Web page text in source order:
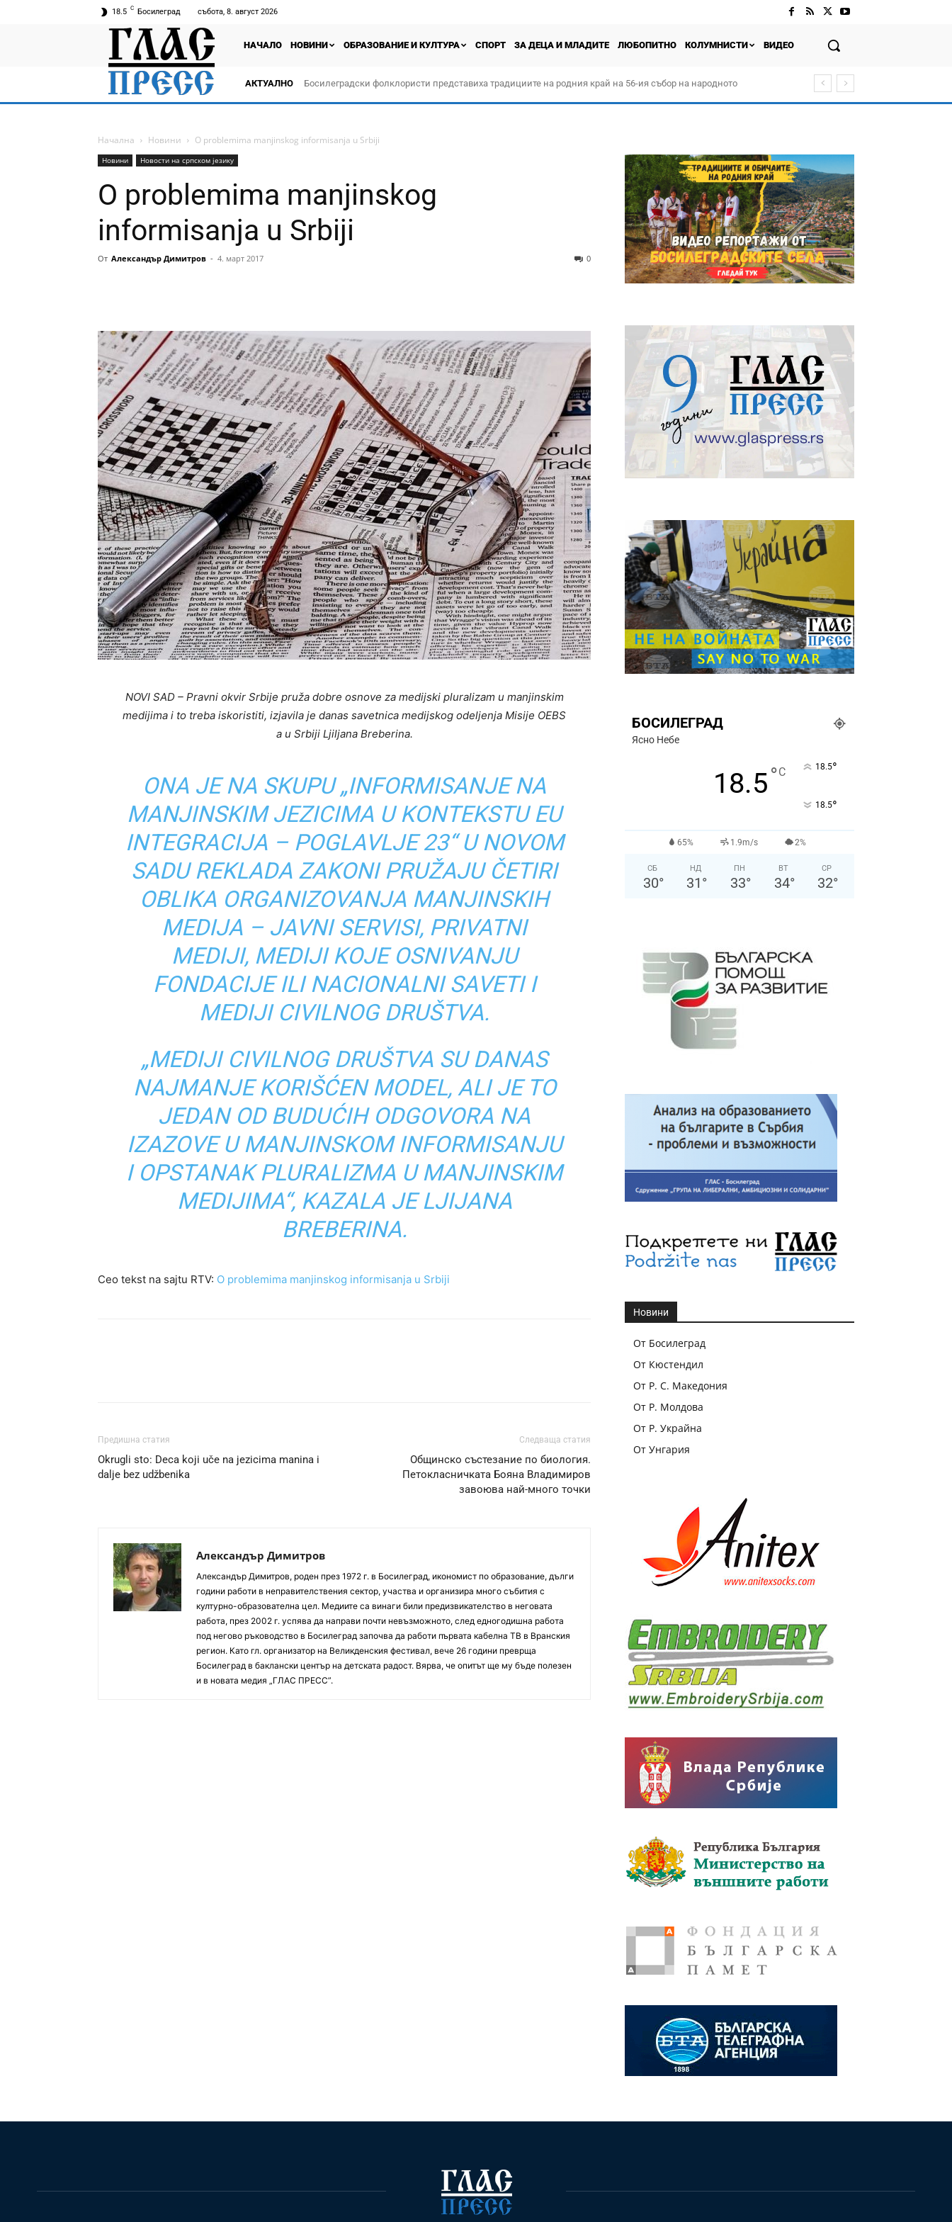
18.5 C Босилеград събота, 8. август 2026
НАЧАЛО НОВИНИ ОБРАЗОВАНИЕ И КУЛТУРА СПОРТ ЗА ДЕЦА И МЛАДИТЕ ЛЮБОПИТНО КОЛУМНИСТИ ВИДЕО
АКТУАЛНО
Босилеградски фолклористи представиха традициите на родния край на 56-ия събор на народното
творчество „Прођох Левач, прођох Шумадију“
Начална Новини O problemima manjinskog informisanja u Srbiji
Новини Новости на српском језику
O problemima manjinskog
informisanja u Srbiji
От Александър Димитров - 4. март 2017 0
NOVI SAD – Pravni okvir Srbije pruža dobre osnove za medijski pluralizam u manjinskim
medijima i to treba iskoristiti, izjavila je danas savetnica medijskog odeljenja Misije OEBS
a u Srbiji Ljiljana Breberina.
ONA JE NA SKUPU „INFORMISANJE NA
MANJINSKIM JEZICIMA U KONTEKSTU EU
INTEGRACIJA – POGLAVLJE 23“ U NOVOM
SADU REKLADA ZAKONI PRUŽAJU ČETIRI
OBLIKA ORGANIZOVANJA MANJINSKIH
MEDIJA – JAVNI SERVISI, PRIVATNI
MEDIJI, MEDIJI KOJE OSNIVANJU
FONDACIJE ILI NACIONALNI SAVETI I
MEDIJI CIVILNOG DRUŠTVA.
„MEDIJI CIVILNOG DRUŠTVA SU DANAS
NAJMANJE KORIŠĆEN MODEL, ALI JE TO
JEDAN OD BUDUĆIH ODGOVORA NA
IZAZOVE U MANJINSKOM INFORMISANJU
I OPSTANAK PLURALIZMA U MANJINSKIM
MEDIJIMA“, KAZALA JE LJIJANA
BREBERINA.
Ceo tekst na sajtu RTV: O problemima manjinskog informisanja u Srbiji
Предишна статия
Okrugli sto: Deca koji uče na jezicima manina i
dalje bez udžbenika
Следваща статия
Общинскo състезание по биология.
Петокласничката Бояна Владимиров
завоюва най-много точки
Александър Димитров
Aлександър Димитров, роден през 1972 г. в Босилеград, икономист по образование, дълги
години работи в неправителствения сектор, участва и организира много събития с
културно-образователна цел. Медиите са винаги били предизвикателство в неговата
работа, през 2002 г. успява да направи почти невъзможното, след едногодишна работа
под негово ръководство в Босилеград започва да работи първата кабелна ТВ в Вранския
регион. Като гл. организатор на Великденския фестивал, вече 26 години преврща
Босилеград в баклански център на детската радост. Вярва, че опитът ще му бъде полезен
и в новата медия „ГЛАС ПРЕСС”.
БОСИЛЕГРАД
Ясно Небе
18.5°C 18.5°
18.5°
65% 1.9m/s 2%
СБ
30°
НД
31 °
ПН
33°
ВТ
34°
СР
32°
Новини
От Босилеград
От Кюстендил
От Р. С. Македония
От Р. Молдова
От Р. Украйна
От Унгария